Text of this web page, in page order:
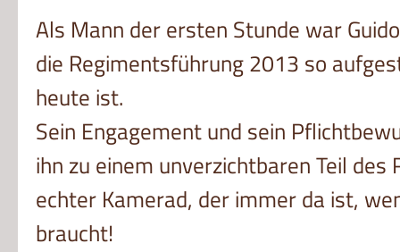
Als Mann der ersten Stunde war
die Regimentsführung 2013 so
heute ist.
Sein Engagement und sein
ihn zu einem unverzichtbaren Teil des
echter Kamerad, der immer da ist,
braucht!